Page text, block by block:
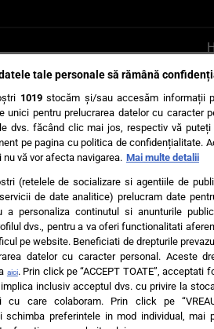
UN PONT? Scrie-
Echipa editorială
tale personale să rămână
1019stocăm și/sau accesăm informații
unici pentru prelucrarea datelor cu caracter
dvs. făcând clic mai jos, respectiv vă
pe pagina cu politica de confidențialitate.
vă vor afecta navigarea. Mai multe detalii
(retelele de socializare si agentiile de
de date analitice) prelucram date
a personaliza continutul si anunturile
dvs., pentru a va oferi functionalitati
pe website. Beneficiati de drepturile
datelor cu caracter personal. Aceste
aici. Prin click pe “ACCEPT TOATE”, acceptati
inclusiv acceptul dvs. cu privire la
cu care colaboram. Prin click pe
schimba preferintele in mod individual,